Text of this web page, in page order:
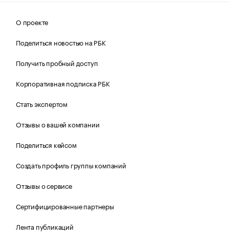
О проекте
Поделиться новостью на РБК
Получить пробный доступ
Корпоративная подписка РБК
Стать экспертом
Отзывы о вашей компании
Поделиться кейсом
Создать профиль группы компаний
Отзывы о сервисе
Сертифицированные партнеры
Лента публикаций